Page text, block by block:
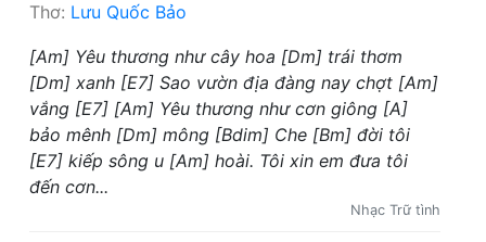
Thơ: Lưu Quốc Bảo
[Am] Yêu thương như cây hoa [Dm] trái thơm
[Dm] xanh [E7] Sao vườn địa đàng nay chợt [Am]
vắng [E7] [Am] Yêu thương như cơn giông [A]
bảo mênh [Dm] mông [Bdim] Che [Bm] đời tôi
[E7] kiếp sông u [Am] hoài. Tôi xin em đưa tôi
đến cơn...
Nhạc Trữ tình